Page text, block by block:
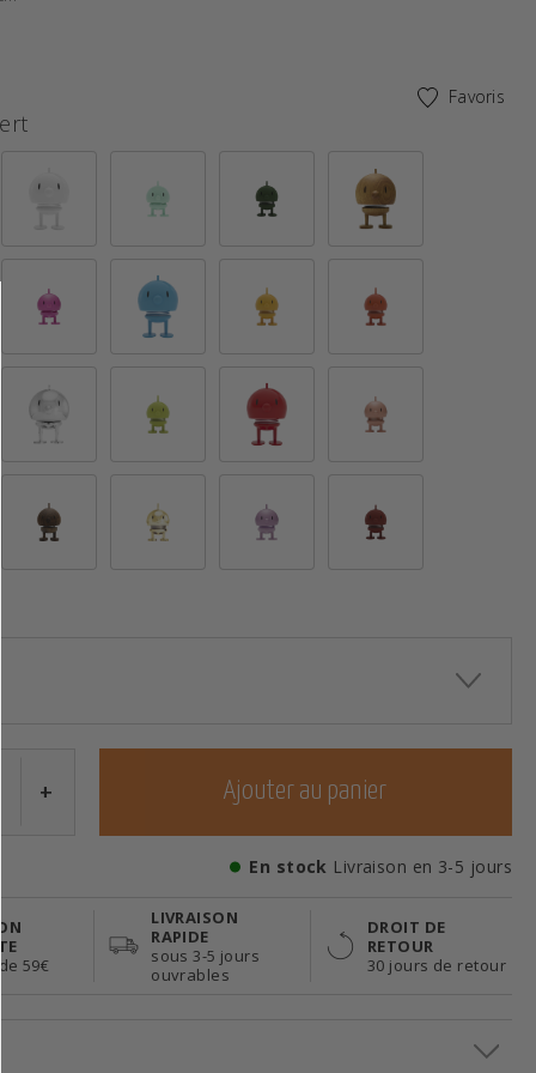
Favoris
sélectionnés
+ Ajouter au panier
En stock Livraison en 3-5 jours
59€
LIVRAISON
RAPIDE
sous 3-5 jours
ouvrables
DROIT DE
RETOUR
30 jours de retour